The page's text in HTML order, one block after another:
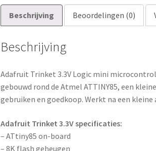
Beschrijving Beoordelingen (0)
Beschrijving
Adafruit Trinket 3.3V Logic mini
gebouwd rond de Atmel ATTINY85, een
gebruiken en goedkoop. Werkt na een kleine
Adafruit Trinket 3.3V specificaties:
– ATtiny85 on-board
– 8K flash geheugen